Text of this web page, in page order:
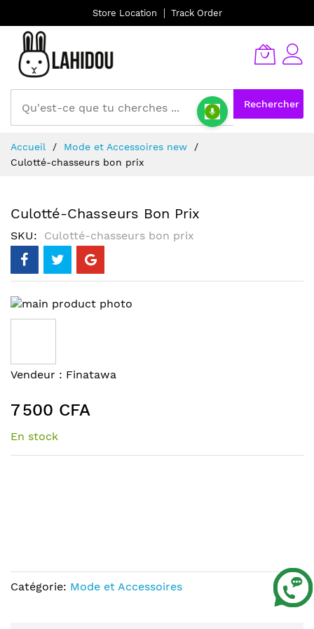
Store Location Track Order
Rechercher
au
contenu
Accueil
Mode et Accessoires new
Culotté-chasseurs bon prix
Culotté-Chasseurs Bon Prix
SKU Culotté-chasseurs bon prix
Skip
to
of
the
gallery
Skip
the
beginning
of
Vendeur : Finatawa
7 500 CFA
En stock
Catégorie: Mode et Accessoires